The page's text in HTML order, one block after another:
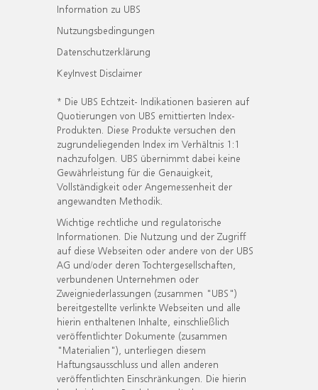
Information zu UBS
Nutzungsbedingungen
Datenschutzerklärung
KeyInvest Disclaimer
* Die UBS Echtzeit- Indikationen basieren auf
Quotierungen von UBS emittierten Index-
Produkten. Diese Produkte versuchen den
zugrundeliegenden Index im Verhältnis 1:1
nachzufolgen. UBS übernimmt dabei keine
Gewährleistung für die Genauigkeit,
Vollständigkeit oder Angemessenheit der
angewandten Methodik.
Wichtige rechtliche und regulatorische
Informationen. Die Nutzung und der Zugriff
auf diese Webseiten oder andere von der UBS
AG und/oder deren Tochtergesellschaften,
verbundenen Unternehmen oder
Zweigniederlassungen (zusammen "UBS")
bereitgestellte verlinkte Webseiten und alle
hierin enthaltenen Inhalte, einschließlich
veröffentlichter Dokumente (zusammen
"Materialien"), unterliegen diesem
Haftungsausschluss und allen anderen
veröffentlichten Einschränkungen. Die hierin